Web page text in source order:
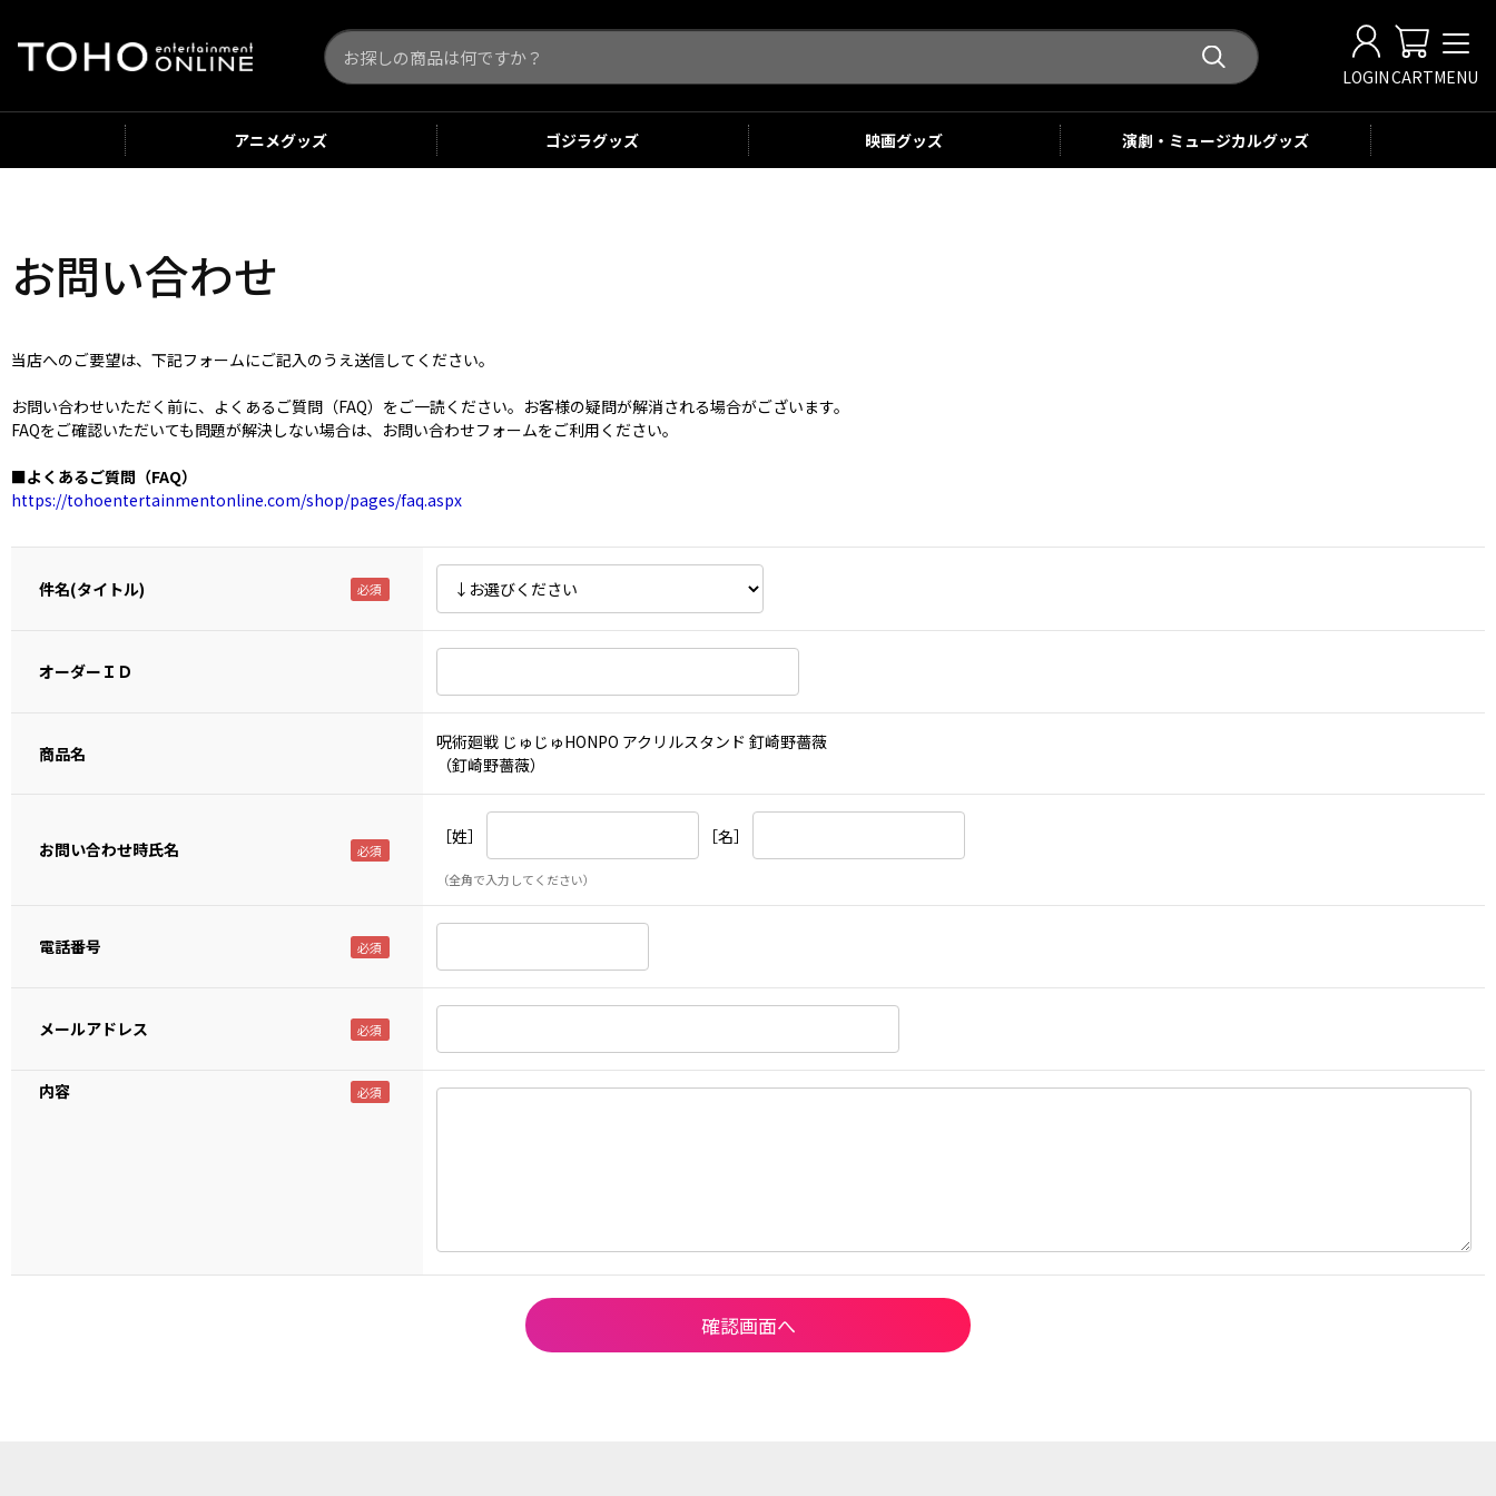
LOGINCARTMENU
アニメグッズ ゴジラグッズ 映画グッズ 演劇・ミュージカルグッズ
お問い合わせ
当店へのご要望は、下記フォームにご記入のうえ送信してください。
お問い合わせいただく前に、よくあるご質問（FAQ）をご一読ください。お客様の疑問が解消される場合がございます。
FAQをご確認いただいても問題が解決しない場合は、お問い合わせフォームをご利用ください。
■よくあるご質問（FAQ）
https://tohoentertainmentonline.com/shop/pages/faq.aspx
件名(タイトル)
オーダーＩＤ
商品名
呪術廻戦 じゅじゅHONPO アクリルスタンド 釘崎野薔薇
（釘崎野薔薇）
お問い合わせ時氏名
［姓］ ［名］
（全角で入力してください）
電話番号
メールアドレス
内容